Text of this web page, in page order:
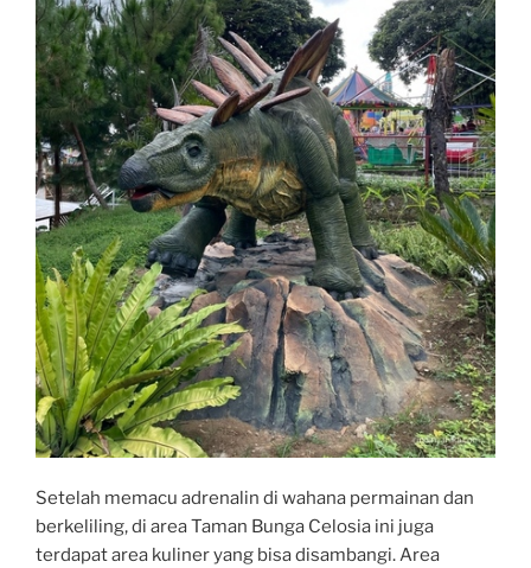
Setelah memacu adrenalin di wahana permainan dan
berkeliling, di area Taman Bunga Celosia ini juga
terdapat area kuliner yang bisa disambangi. Area